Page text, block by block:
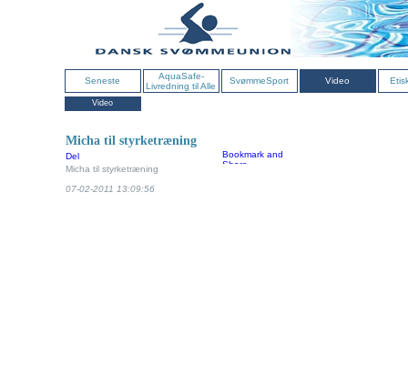
Seneste
AquaSafe-
Livredning til Alle
SvømmeSport Video
Video
Micha til styrketræning
Del
Micha til styrketræning
07-02-2011 13:09:56